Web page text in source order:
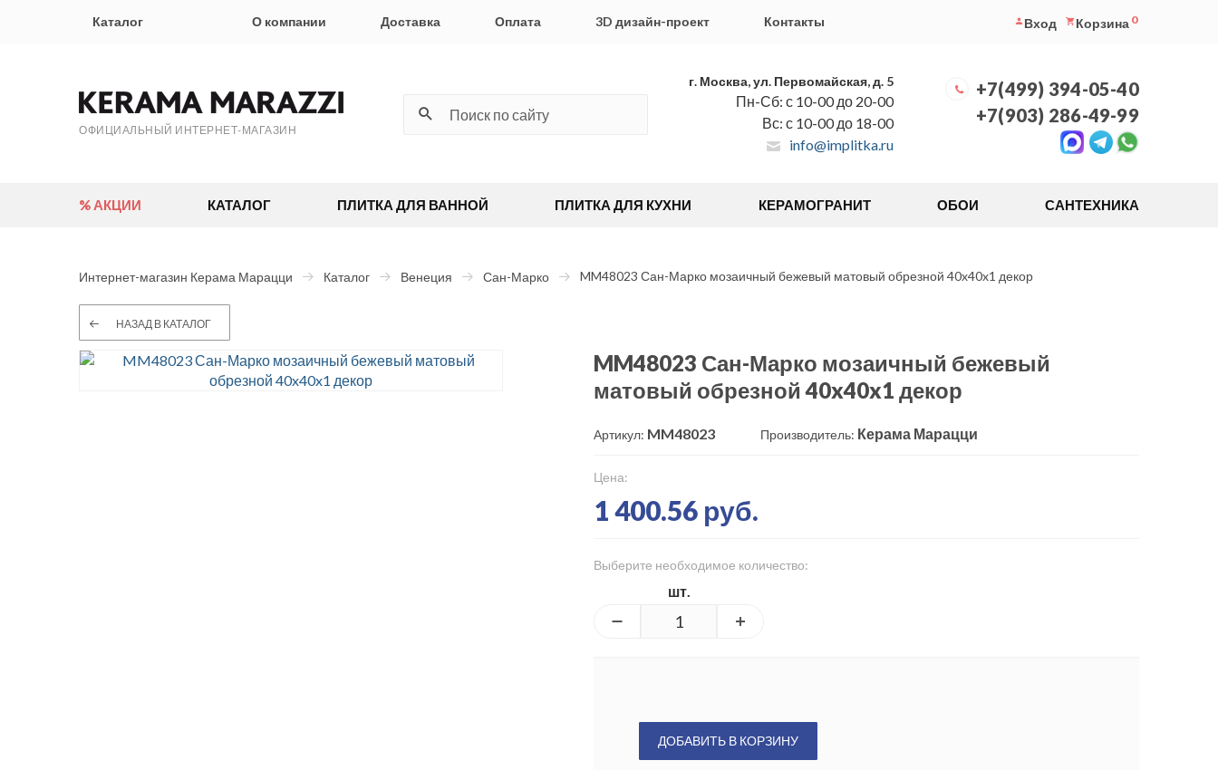
Каталог О компании Доставка Оплата 3D дизайн-проект Контакты Вход Корзина 0
ОФИЦИАЛЬНЫЙ ИНТЕРНЕТ-МАГАЗИН
г. Москва, ул. Первомайская, д. 5
Пн-Сб: с 10-00 до 20-00
Вс: с 10-00 до 18-00
info@implitka.ru
+7(499) 394-05-40
+7(903) 286-49-99
% АКЦИИ КАТАЛОГ ПЛИТКА ДЛЯ ВАННОЙ ПЛИТКА ДЛЯ КУХНИ КЕРАМОГРАНИТ ОБОИ САНТЕХНИКА
Интернет-магазин Керама Марацци Каталог Венеция Сан-Марко MM48023 Сан-Марко мозаичный бежевый матовый обрезной 40x40x1 декор
НАЗАД В КАТАЛОГ
MM48023 Сан-Марко мозаичный бежевый
матовый обрезной 40x40x1 декор
Артикул: MM48023 Производитель: Керама Марацци
Цена:
1 400.56 руб.
Выберите необходимое количество:
шт.
ДОБАВИТЬ В КОРЗИНУ